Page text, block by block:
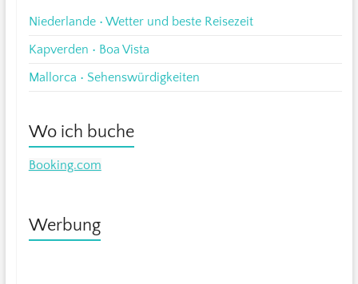
Niederlande • Wetter und beste Reisezeit
Kapverden • Boa Vista
Mallorca • Sehenswürdigkeiten
Wo ich buche
Booking.com
Werbung